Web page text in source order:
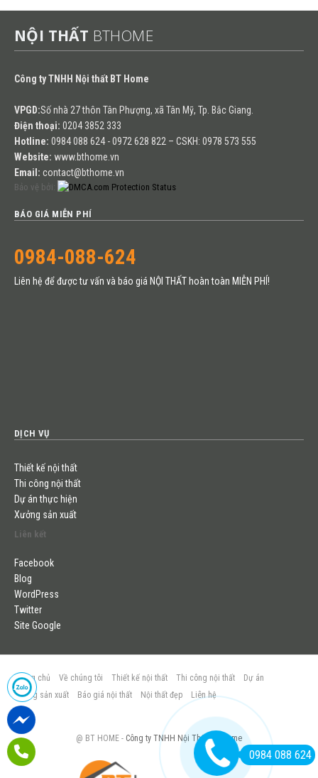
NỘI THẤT BTHOME
Công ty TNHH Nội thất BT Home
VPGD:Số nhà 27 thôn Tân Phượng, xã Tân Mỹ, Tp. Bắc Giang.
Điện thoại: 0204 3852 333
Hotline: 0984 088 624 - 0972 628 822 – CSKH: 0978 573 555
Website: www.bthome.vn
Email: contact@bthome.vn
Bảo vệ bởi:
BÁO GIÁ MIỄN PHÍ
0984-088-624
Liên hệ để được tư vấn và báo giá NỘI THẤT hoàn toàn MIỄN PHÍ!
DỊCH VỤ
Thiết kế nội thất
Thi công nội thất
Dự án thực hiện
Xưởng sản xuất
Liên kết
Facebook
Blog
WordPress
Twitter
Site Google
Trang chủ Về chúng tôi Thiết kế nội thất Thi công nội thất
Dự án
Xưởng sản xuất
Báo giá nội thất Nội thất đẹp Liên hệ
@ BT HOME - Công ty TNHH Nội Thất BT Home
0984 088 624